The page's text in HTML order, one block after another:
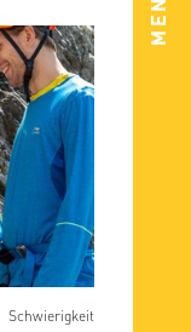
Schwierigkeit